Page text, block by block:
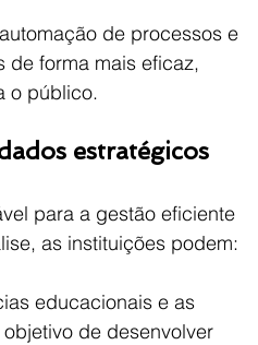
de processos e
de forma mais eficaz,
o público.
estratégicos
para a gestão eficiente
as instituições podem:
educacionais e as
de desenvolver